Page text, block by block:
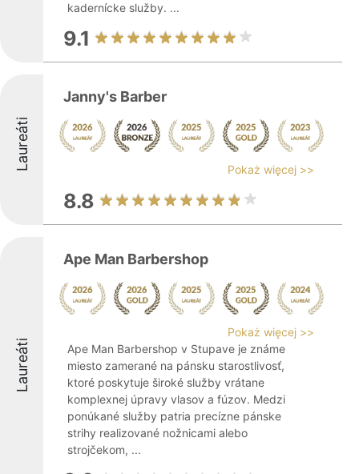
kadernícke služby. ...
9.1
Laureáti
Janny's Barber
Pokaż więcej >>
8.8
Laureáti
Ape Man Barbershop
Pokaż więcej >>
Ape Man Barbershop v Stupave je známe
miesto zamerané na pánsku starostlivosť,
ktoré poskytuje široké služby vrátane
komplexnej úpravy vlasov a fúzov. Medzi
ponúkané služby patria precízne pánske
strihy realizované nožnicami alebo
strojčekom, ...